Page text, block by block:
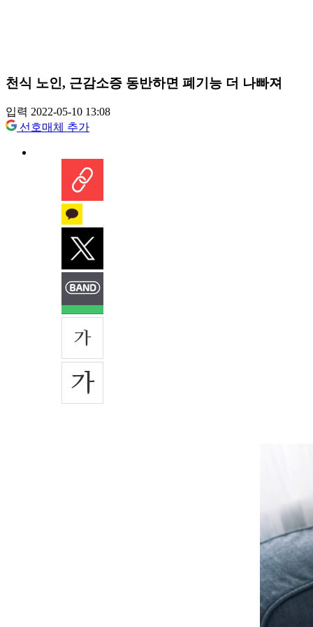
천식 노인, 근감소증 동반하면 폐기능 더 나빠져
입력 2022-05-10 13:08
선호매체 추가